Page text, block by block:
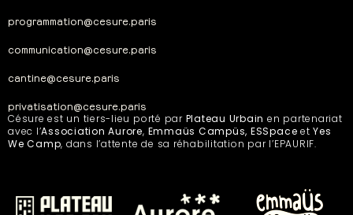
programmation@cesure.paris
communication@cesure.paris
cantine@cesure.paris
privatisation@cesure.paris
Césure est un tiers-lieu porté par Plateau Urbain en partenariat
avec l’Association Aurore, Emmaüs Campüs, ESSpaceetYes
We Camp, dans l’attente de sa réhabilitation par l’EPAURIF.